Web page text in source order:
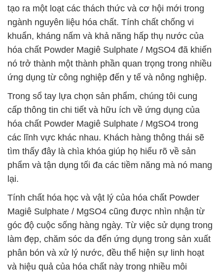
tạo ra một loạt các thách thức và cơ hội mới trong
ngành nguyên liệu hóa chất. Tính chất chống vi
khuẩn, kháng nấm và khả năng hấp thụ nước của
hóa chất Powder Magiê Sulphate / MgSO4 đã khiến
nó trở thành một thành phần quan trọng trong nhiều
ứng dụng từ công nghiệp đến y tế và nông nghiệp.
Trong sổ tay lựa chọn sản phẩm, chúng tôi cung
cấp thông tin chi tiết và hữu ích về ứng dụng của
hóa chất Powder Magiê Sulphate / MgSO4 trong
các lĩnh vực khác nhau. Khách hàng thông thái sẽ
tìm thấy đây là chìa khóa giúp họ hiểu rõ về sản
phẩm và tận dụng tối đa các tiềm năng mà nó mang
lại.
Tính chất hóa học và vật lý của hóa chất Powder
Magiê Sulphate / MgSO4 cũng được nhìn nhận từ
góc độ cuộc sống hàng ngày. Từ việc sử dụng trong
làm đẹp, chăm sóc da đến ứng dụng trong sản xuất
phân bón và xử lý nước, đều thể hiện sự linh hoạt
và hiệu quả của hóa chất này trong nhiều môi